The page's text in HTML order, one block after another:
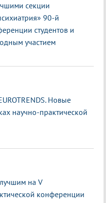
секции
90-й
студентов и
участием
Новые
научно-практической
на V
конференции